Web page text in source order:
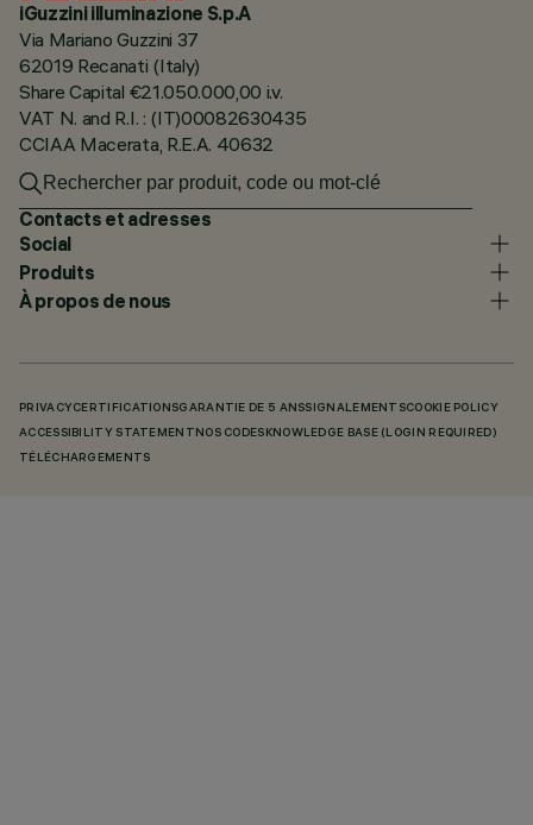
iGuzzini illuminazione S.p.A
Via Mariano Guzzini 37
62019 Recanati (Italy)
Share Capital €21.050.000,00 i.v.
VAT N. and R.I. : (IT)00082630435
CCIAA Macerata, R.E.A. 40632
Contacts et adresses
Social
Produits
À propos de nous
PRIVACY CERTIFICATIONSGARANTIE DE 5 ANSSIGNALEMENTSCOOKIE POLICY
ACCESSIBILITY STATEMENT NOS CODES KNOWLEDGE BASE (LOGIN REQUIRED)
TÉLÉCHARGEMENTS